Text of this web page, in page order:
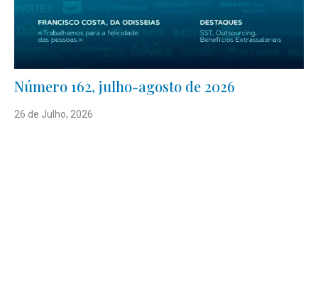
Número 162, julho-agosto de 2026
26 de Julho, 2026